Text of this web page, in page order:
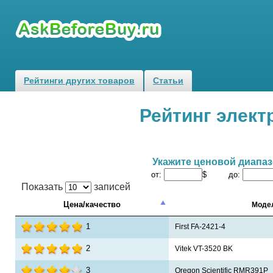
Рейтинги других товаров Статьи
Рейтинг
Укажите ценовой
от: $ до:
Показать записей
Цена/качество
1 First FA-2421-4
2 Vitek VT-3520 BK
3 Oregon Scientific RMR391P